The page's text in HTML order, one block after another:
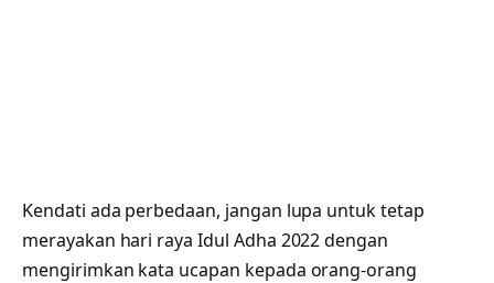
Kendati ada perbedaan, jangan lupa untuk tetap
merayakan hari raya Idul Adha 2022 dengan
mengirimkan kata ucapan kepada orang-orang